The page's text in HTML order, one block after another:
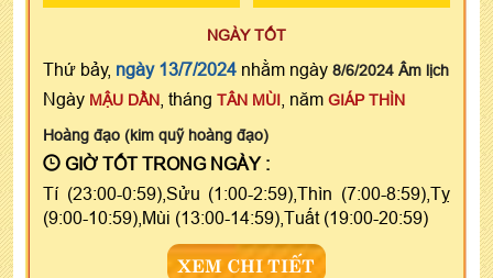
NGÀY TỐT
Thứ bảy, ngày 13/7/2024 nhằm ngày 8/6/2024 Âm lịch
Ngày MẬU DẦN , tháng TÂN MÙI , năm GIÁP THÌN
Hoàng đạo (kim quỹ hoàng đạo)
GIỜ TỐT TRONG NGÀY :
Tí (23:00-0:59),Sửu (1:00-2:59),Thìn (7:00-8:59),Tỵ
(9:00-10:59),Mùi (13:00-14:59),Tuất (19:00-20:59)
XEM CHI TIẾT